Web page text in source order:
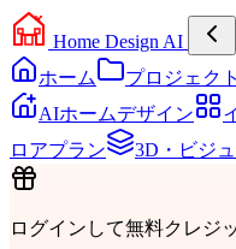
Home Design AI
ホーム
プロジェクト
AIホームデザイン
ロアプラン
3D・ビジ
ログインして無料クレジ